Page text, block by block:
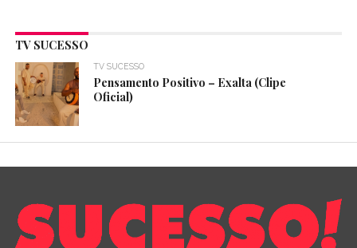
TV SUCESSO
TV SUCESSO
Pensamento Positivo – Exalta (Clipe
Oficial)